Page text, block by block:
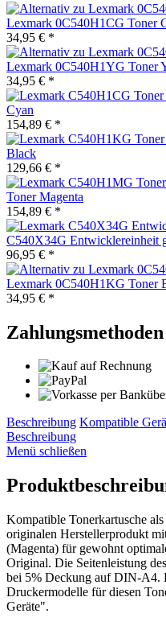
Lexmark 0C540H1CG Toner
34,95 € *
Lexmark 0C540H1YG Toner
34,95 € *
Cyan
154,89 € *
Black
129,66 € *
Toner Magenta
154,89 € *
C540X34G Entwicklereinheit
96,95 € *
Lexmark 0C540H1KG Toner
34,95 € *
Zahlungsmethoden
Beschreibung Kompatible
Beschreibung
Menü schließen
Kompatible Tonerkartusche
originalen Herstellerprodukt
(Magenta) für gewohnt
Original. Die Seitenleistung
bei 5% Deckung auf DIN-A4.
Druckermodelle für diesen
Geräte".